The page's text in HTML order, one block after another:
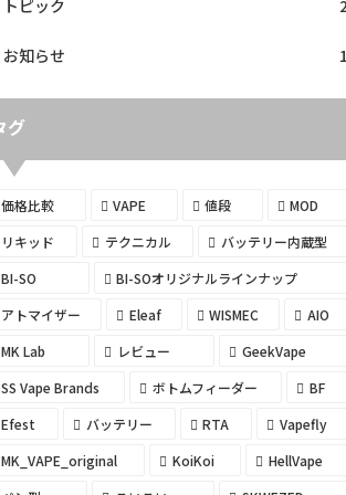
トピック
お知らせ 1
グ
価格比較 VAPE 値段
MOD
リキッド
テクニカル
バッテリー内蔵型
BI-SO
BI-SOオリジナルラインナップ
アトマイザー
Eleaf WISMEC
AIO
MK Lab
レビュー
GeekVape
SS Vape Brands
ボトムフィーダー
BF
Efest
バッテリー RTA
Vapefly
MK_VAPE_original
KoiKoi
HellVape